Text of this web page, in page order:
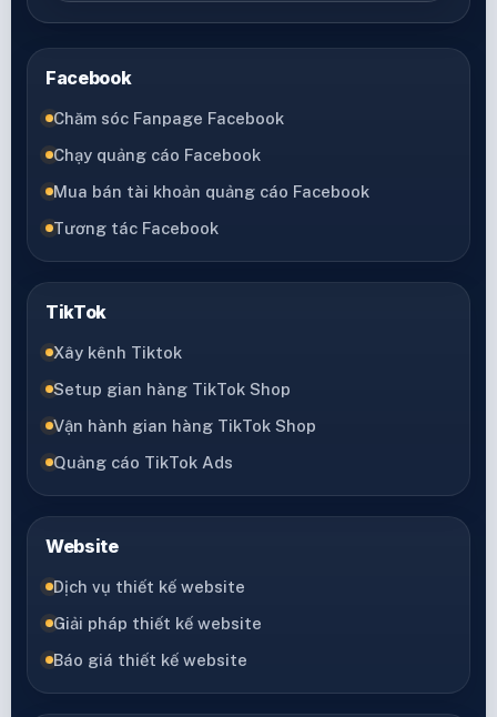
Facebook
Chăm sóc Fanpage Facebook
Chạy quảng cáo Facebook
Mua bán tài khoản quảng cáo Facebook
Tương tác Facebook
TikTok
Xây kênh Tiktok
Setup gian hàng TikTok Shop
Vận hành gian hàng TikTok Shop
Quảng cáo TikTok Ads
Website
Dịch vụ thiết kế website
Giải pháp thiết kế website
Báo giá thiết kế website